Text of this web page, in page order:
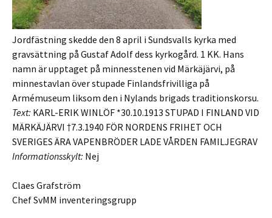
Jordfästning skedde den 8 april i Sundsvalls kyrka med
gravsättning på Gustaf Adolf dess kyrkogård. 1 KK. Hans
namn är upptaget på minnesstenen vid Märkäjärvi, på
minnestavlan över stupade Finlandsfrivilliga på
Armémuseum liksom den i Nylands brigads traditionskorsu.
Text: KARL-ERIK WINLÖF *30.10.1913 STUPAD I FINLAND VID
MÄRKÄJÄRVI †7.3.1940 FÖR NORDENS FRIHET OCH
SVERIGES ÄRA VAPENBRÖDER LADE VÅRDEN FAMILJEGRAV
Informationsskylt: Nej
Claes Grafström
Chef SvMM inventeringsgrupp